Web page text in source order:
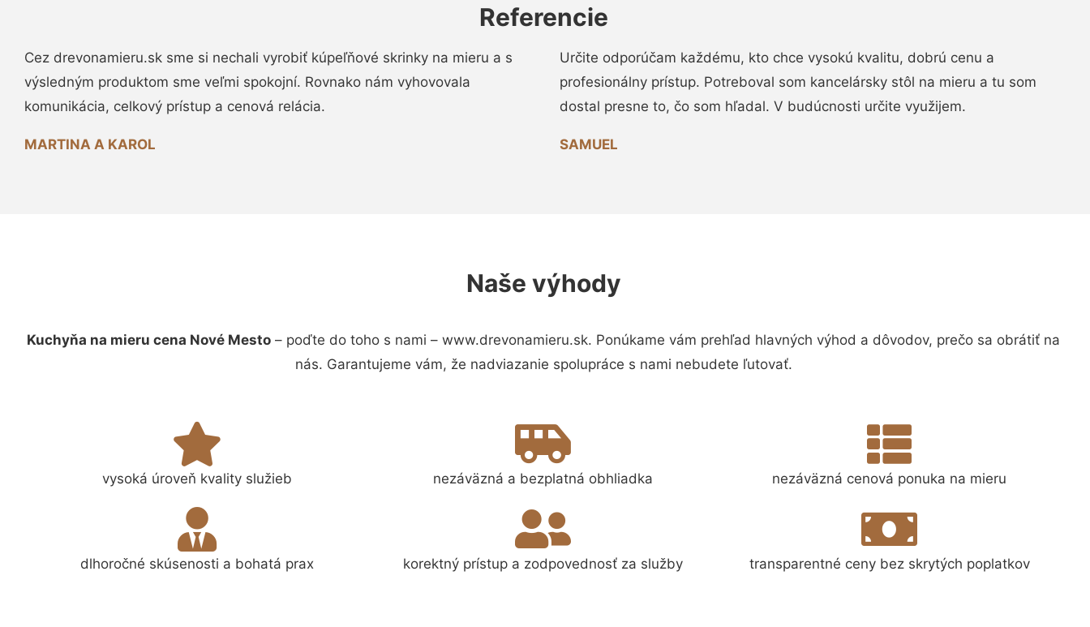
Referencie
Cez drevonamieru.sk sme si nechali vyrobiť kúpeľňové skrinky na mieru a s
výsledným produktom sme veľmi spokojní. Rovnako nám vyhovovala
komunikácia, celkový prístup a cenová relácia.
MARTINA A KAROL
Určite odporúčam každému, kto chce vysokú kvalitu, dobrú cenu a
profesionálny prístup. Potreboval som kancelársky stôl na mieru a tu som
dostal presne to, čo som hľadal. V budúcnosti určite využijem.
SAMUEL
Naše výhody
Kuchyňa na mieru cena Nové Mesto – poďte do toho s nami – www.drevonamieru.sk. Ponúkame vám prehľad hlavných výhod a dôvodov, prečo sa obrátiť na
nás. Garantujeme vám, že nadviazanie spolupráce s nami nebudete ľutovať.
vysoká úroveň kvality služieb nezáväzná a bezplatná obhliadka nezáväzná cenová ponuka na mieru
dlhoročné skúsenosti a bohatá prax korektný prístup a zodpovednosť za služby transparentné ceny bez skrytých poplatkov